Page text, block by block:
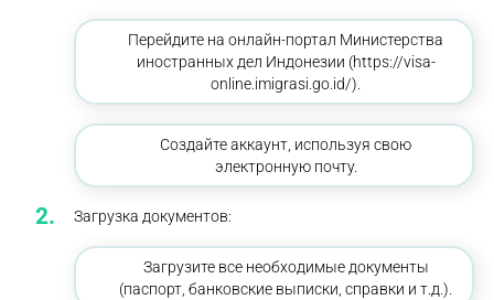
Перейдите на онлайн-портал Министерства
иностранных дел Индонезии (https://visa-
online.imigrasi.go.id/).
Создайте аккаунт, используя свою
электронную почту.
Загрузка документов:
Загрузите все необходимые документы
(паспорт, банковские выписки, справки и т.д.).